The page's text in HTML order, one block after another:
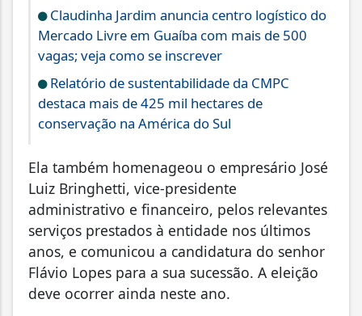
Claudinha Jardim anuncia centro logístico do
Mercado Livre em Guaíba com mais de 500
vagas; veja como se inscrever
Relatório de sustentabilidade da CMPC
destaca mais de 425 mil hectares de
conservação na América do Sul
Ela também homenageou o empresário José
Luiz Bringhetti, vice-presidente
administrativo e financeiro, pelos relevantes
serviços prestados à entidade nos últimos
anos, e comunicou a candidatura do senhor
Flávio Lopes para a sua sucessão. A eleição
deve ocorrer ainda neste ano.